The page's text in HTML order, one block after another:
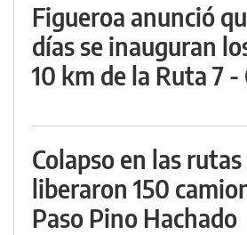
Figueroa anunció
días se inauguran
10 km de la Ruta 7
Colapso en las
liberaron 150
Paso Pino Hachado